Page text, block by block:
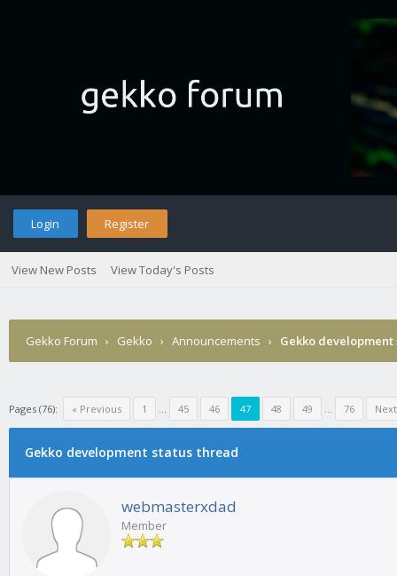
Login Register
View New Posts View Today's Posts
Gekko Forum › Gekko › Announcements › Gekko
Pages (76): « Previous 1 ... 45 46 47 48 49 ... 76
Gekko development status thread
webmasterxdad
Member